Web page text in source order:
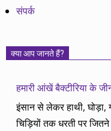
संपर्क
क्या आप जानते हैं?
हमारी आंखें बैक्टीरिया के
इंसान से लेकर हाथी,
चिड़ियों तक धरती पर